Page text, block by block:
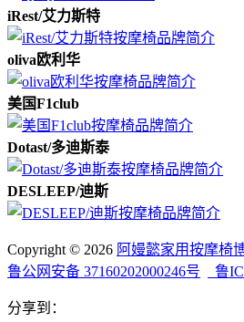
iRest/艾力斯特
oliva欧利华
美国F1club
Dotast/多迪斯泰
DESLEEP/迪斯
Copyright © 2026 阿嫚懿家用按摩椅
鲁公网安备 37160202000246号
鲁
分享到：